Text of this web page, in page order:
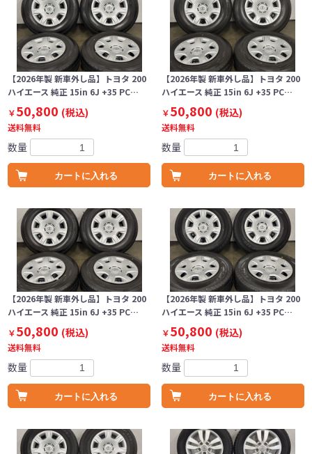
【2026年製 新車外し品】トヨタ 200
ハイエース 純正 15in 6J +35 PC…
￥50,800 (税込)
送料無料
数量
カートに入れる
【2026年製 新車外し品】トヨタ 200
ハイエース 純正 15in 6J +35 PC…
￥50,800 (税込)
送料無料
数量
カートに入れる
【2026年製 新車外し品】トヨタ 200
ハイエース 純正 15in 6J +35 PC…
￥50,800 (税込)
送料無料
数量
カートに入れる
【2026年製 新車外し品】トヨタ 200
ハイエース 純正 15in 6J +35 PC…
￥50,800 (税込)
送料無料
数量
カートに入れる